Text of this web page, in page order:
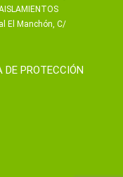
El Manchón, C/
DE PROTECCIÓN